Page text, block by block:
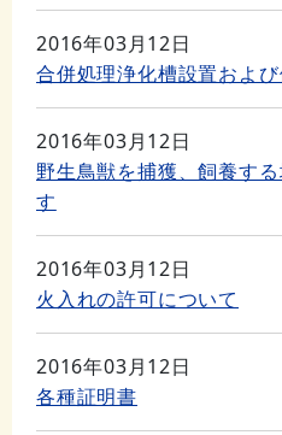
2016年03月12日
合併処理浄化槽設置およ
2016年03月12日
野生鳥獣を捕獲、飼養す
す
2016年03月12日
火入れの許可について
2016年03月12日
各種証明書